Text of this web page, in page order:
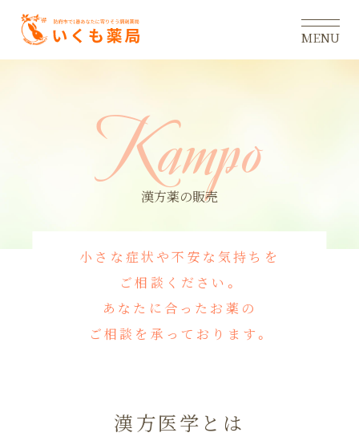
MENU
Kampo
漢方薬の​販売
小さな症状や不安な気持ちを
ご相談ください。
あなたに合ったお薬の
ご相談を承っております。
漢方医学とは